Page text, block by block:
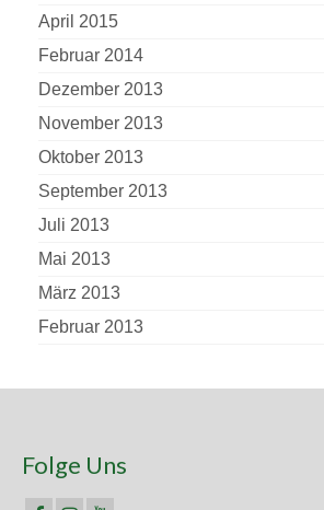
April 2015
Februar 2014
Dezember 2013
November 2013
Oktober 2013
September 2013
Juli 2013
Mai 2013
März 2013
Februar 2013
Folge Uns